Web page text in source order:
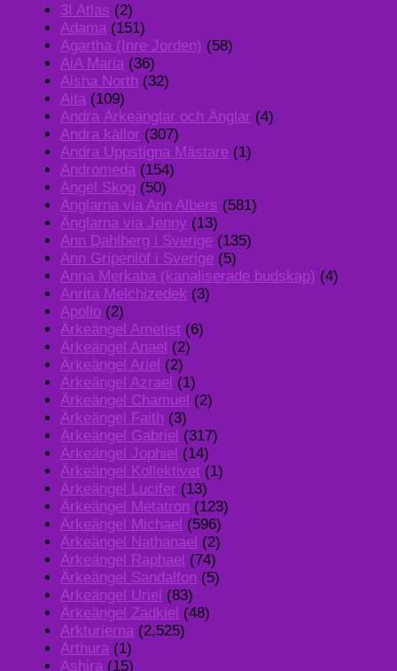
3I Atlas (2)
Adama (151)
Agartha (Inre Jorden) (58)
AiA Maria (36)
Aisha North (32)
Aita (109)
Andra Ärkeänglar och Änglar (4)
Andra källor (307)
Andra Uppstigna Mästare (1)
Andromeda (154)
Angel Skog (50)
Änglarna via Ann Albers (581)
Änglarna via Jenny (13)
Ann Dahlberg i Sverige (135)
Ann Gripenlöf i Sverige (5)
Anna Merkaba (kanaliserade budskap) (4)
Anrita Melchizedek (3)
Apollo (2)
Ärkeängel Ametist (6)
Ärkeängel Anael (2)
Ärkeängel Ariel (2)
Ärkeängel Azrael (1)
Ärkeängel Chamuel (2)
Ärkeängel Faith (3)
Ärkeängel Gabriel (317)
Ärkeängel Jophiel (14)
Ärkeängel Kollektivet (1)
Ärkeängel Lucifer (13)
Ärkeängel Metatron (123)
Ärkeängel Michael (596)
Ärkeängel Nathanael (2)
Ärkeängel Raphael (74)
Ärkeängel Sandalfon (5)
Ärkeängel Uriel (83)
Ärkeängel Zadkiel (48)
Arkturierna (2,525)
Arthura (1)
Ashira (15)